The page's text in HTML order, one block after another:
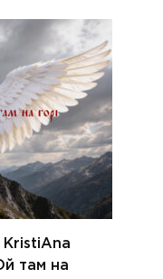
KristiAna
там на